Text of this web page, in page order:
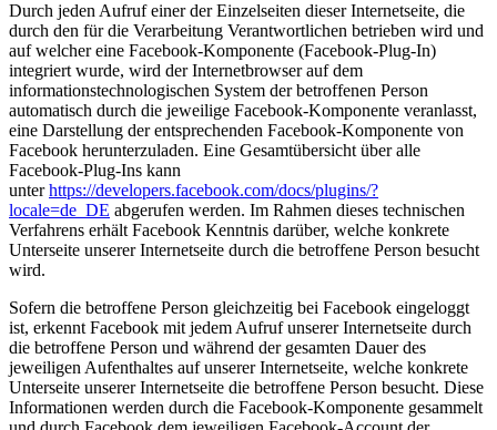
Durch jeden Aufruf einer der Einzelseiten dieser Internetseite, die
durch den für die Verarbeitung Verantwortlichen betrieben wird und
auf welcher eine Facebook-Komponente (Facebook-Plug-In)
integriert wurde, wird der Internetbrowser auf dem
informationstechnologischen System der betroffenen Person
automatisch durch die jeweilige Facebook-Komponente veranlasst,
eine Darstellung der entsprechenden Facebook-Komponente von
Facebook herunterzuladen. Eine Gesamtübersicht über alle
Facebook-Plug-Ins kann
unterhttps://developers.facebook.com/docs/plugins/?
locale=de_DE abgerufen werden. Im Rahmen dieses technischen
Verfahrens erhält Facebook Kenntnis darüber, welche konkrete
Unterseite unserer Internetseite durch die betroffene Person besucht
wird.
Sofern die betroffene Person gleichzeitig bei Facebook eingeloggt
ist, erkennt Facebook mit jedem Aufruf unserer Internetseite durch
die betroffene Person und während der gesamten Dauer des
jeweiligen Aufenthaltes auf unserer Internetseite, welche konkrete
Unterseite unserer Internetseite die betroffene Person besucht. Diese
Informationen werden durch die Facebook-Komponente gesammelt